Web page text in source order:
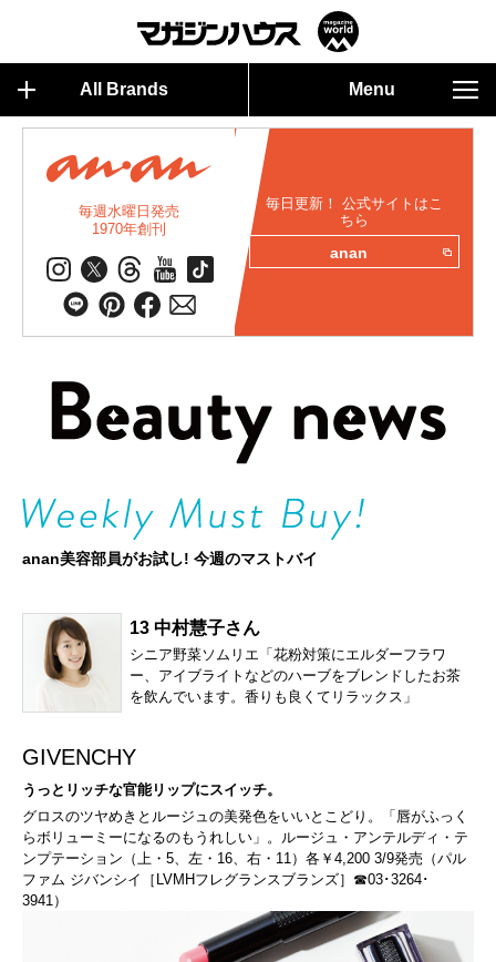
All Brands Menu
毎週水曜日発売
1970年創刊
毎日更新！ 公式サイトはこ
ちら
anan
anan美容部員がお試し! 今週のマストバイ
13 中村慧子さん
シニア野菜ソムリエ「花粉対策にエルダーフラワ
ー、アイブライトなどのハーブをブレンドしたお茶
を飲んでいます。香りも良くてリラックス」
GIVENCHY
うっとリッチな官能リップにスイッチ。
グロスのツヤめきとルージュの美発色をいいとこどり。「唇がふっく
らボリューミーになるのもうれしい」。ルージュ・アンテルディ・テ
ンプテーション（上・5、左・16、右・11）各￥4,200 3/9発売（パル
ファム ジバンシイ［LVMHフレグランスブランズ］☎03･3264･
3941）